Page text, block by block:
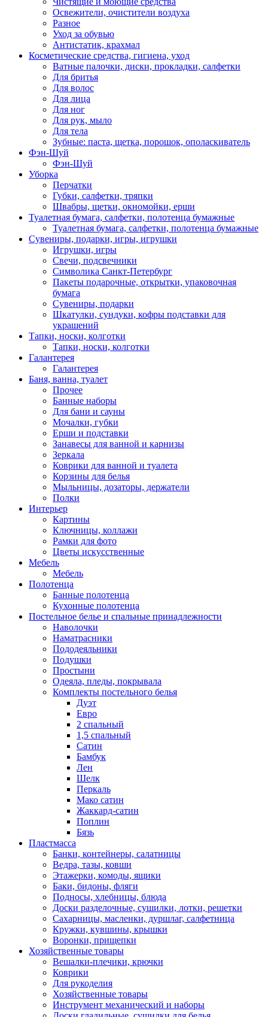
Освежители, очистители воздуха
Разное
Уход за обувью
Антистатик, крахмал
Косметические средства, гигиена, уход
Ватные палочки, диски, прокладки, салфетки
Для бритья
Для волос
Для лица
Для ног
Для рук, мыло
Для тела
Зубные: паста, щетка, порошок, ополаскиватель
Фэн-Шуй
Фэн-Шуй
Уборка
Перчатки
Губки, салфетки, тряпки
Швабры, щетки, окномойки, ерши
Туалетная бумага, салфетки, полотенца бумажные
Туалетная бумага, салфетки, полотенца бумажные
Сувениры, подарки, игры, игрушки
Игрушки, игры
Свечи, подсвечники
Символика Санкт-Петербург
Пакеты подарочные, открытки, упаковочная
бумага
Сувениры, подарки
Шкатулки, сундуки, кофры подставки для
украшений
Тапки, носки, колготки
Тапки, носки, колготки
Галантерея
Галантерея
Баня, ванна, туалет
Прочее
Банные наборы
Для бани и сауны
Мочалки, губки
Ерши и подставки
Занавесы для ванной и карнизы
Зеркала
Коврики для ванной и туалета
Корзины для белья
Мыльницы, дозаторы, держатели
Полки
Интерьер
Картины
Ключницы, коллажи
Рамки для фото
Цветы искусственные
Мебель
Мебель
Полотенца
Банные полотенца
Кухонные полотенца
Постельное белье и спальные принадлежности
Наволочки
Наматрасники
Пододеяльники
Подушки
Простыни
Одеяла, пледы, покрывала
Комплекты постельного белья
Дуэт
Евро
2 спальный
1,5 спальный
Сатин
Бамбук
Лен
Шелк
Перкаль
Мако сатин
Жаккард-сатин
Поплин
Бязь
Пластмасса
Банки, контейнеры, салатницы
Ведра, тазы, ковши
Этажерки, комоды, ящики
Баки, бидоны, фляги
Подносы, хлебницы, блюда
Доски разделочные, сушилки, лотки, решетки
Сахарницы, масленки, дуршлаг, салфетница
Кружки, кувшины, крышки
Воронки, прищепки
Хозяйственные товары
Вешалки-плечики, крючки
Коврики
Для рукоделия
Хозяйственные товары
Инструмент механический и наборы